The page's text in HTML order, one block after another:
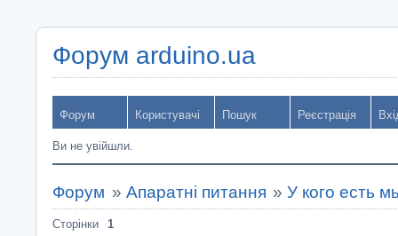
Форум arduino.ua
Форум Користувачі Пошук Реєстрація
Ви не увійшли.
Форум » Апаратні питання »У кого есть
Сторінки 1